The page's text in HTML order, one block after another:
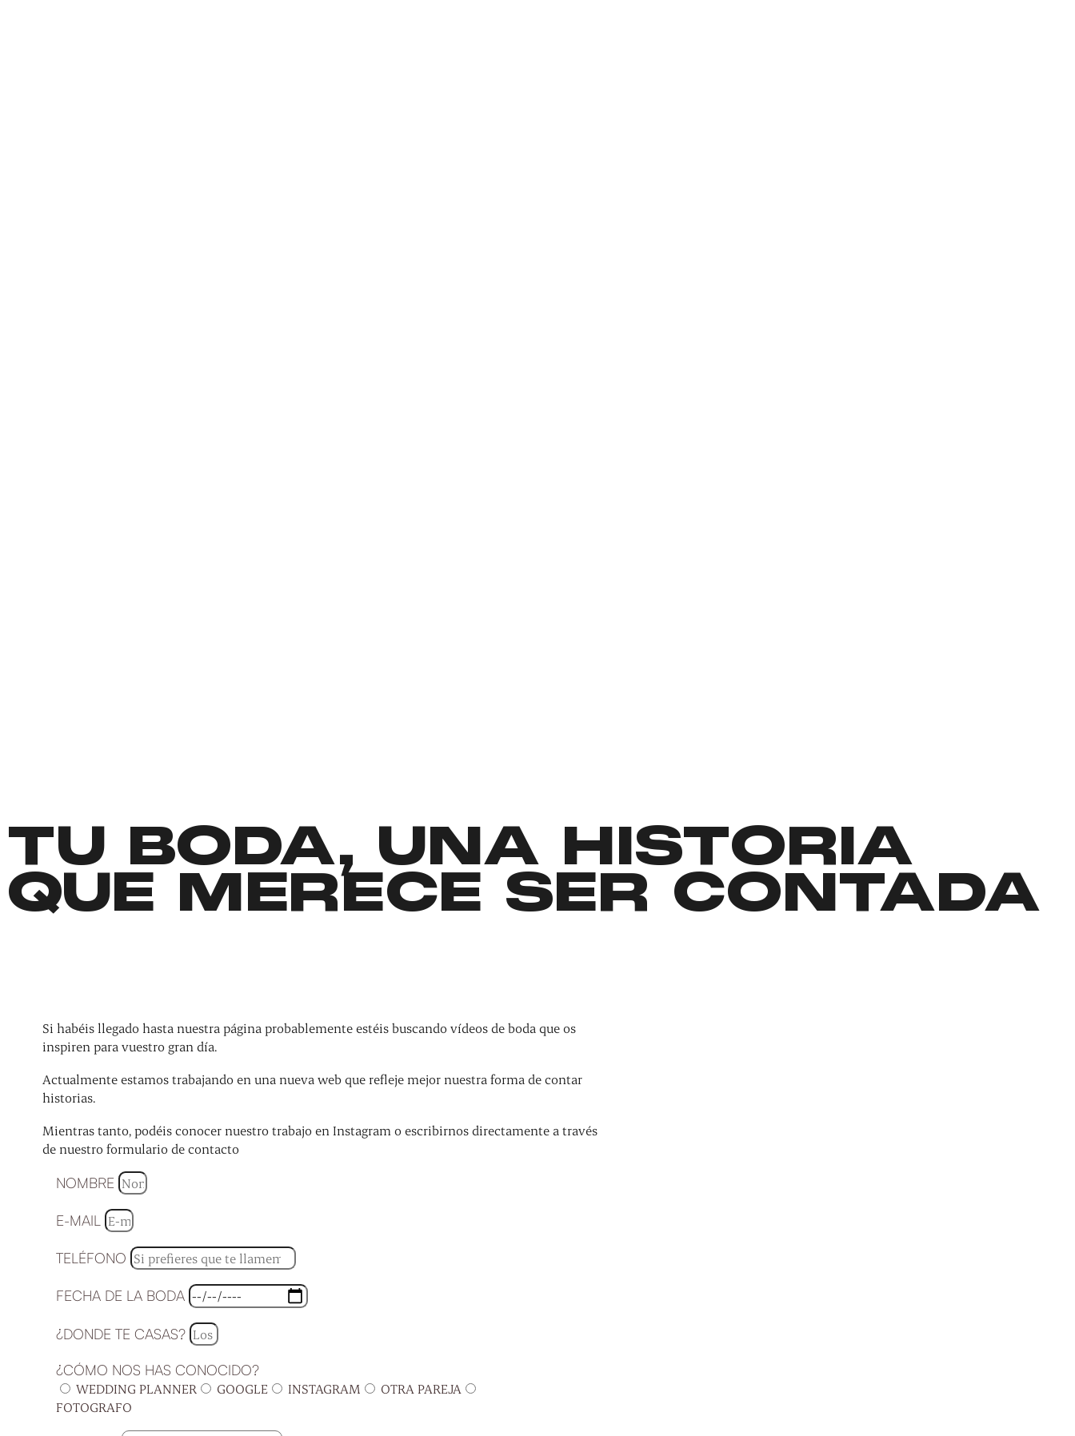
TU BODA, UNA HISTORIA
QUE MERECE SER CONTADA
Si habéis llegado hasta nuestra página probablemente estéis buscando vídeos de boda que os
inspiren para vuestro gran día.
Actualmente estamos trabajando en una nueva web que refleje mejor nuestra forma de contar
historias.
Mientras tanto, podéis conocer nuestro trabajo en Instagram o escribirnos directamente a través
de nuestro formulario de contacto
NOMBRE
E-MAIL
TELÉFONO
FECHA DE LA BODA
¿DONDE TE CASAS?
¿CÓMO NOS HAS CONOCIDO?
WEDDING PLANNER GOOGLE INSTAGRAM
OTRA PAREJA
FOTOGRAFO